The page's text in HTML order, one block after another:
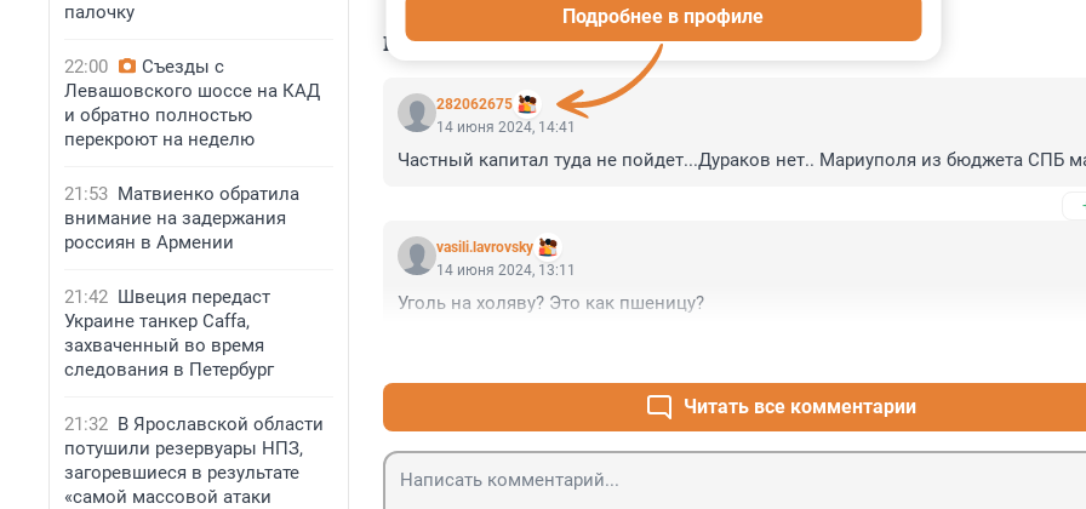
палочку
22:00
Съезды с
Левашовского шоссе на КАД
и обратно полностью
перекроют на неделю
21:53 Матвиенко обратила
внимание на задержания
россиян в Армении
21:42 Швеция передаст
Украине танкер Caffa,
захваченный во время
следования в Петербург
21:32 В Ярославской области
потушили резервуары НПЗ,
загоревшиеся в результате
«самой массовой атаки
КОММЕНТАРИИ 9
282062675
Подробнее в профиле
14 июня 2024, 14:41
Частный капитал туда не пойдет...Дураков нет.. Мариуполя из бюджета СПБ
vasili.lavrovsky
14 июня 2024, 13:11
Уголь на холяву? Это как пшеницу?
Читать все комментарии